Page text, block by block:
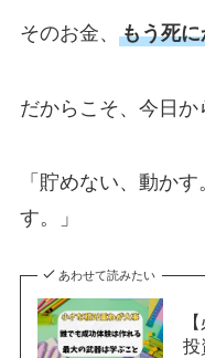
そのお金、 もう死
だからこそ、今日か
「貯めない、動か
す。」
あわせて読みたい
投